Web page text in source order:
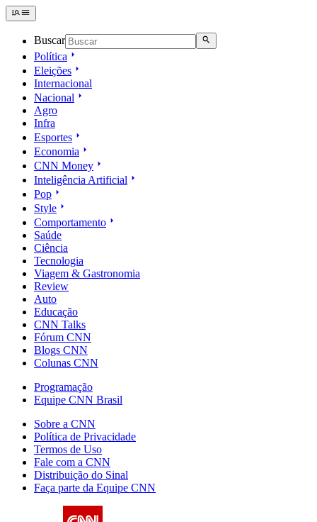
Buscar
Política
Eleições
Internacional
Nacional
Agro
Infra
Esportes
Economia
CNN Money
Inteligência Artificial
Pop
Style
Comportamento
Saúde
Ciência
Tecnologia
Viagem & Gastronomia
Review
Auto
Educação
CNN Talks
Fórum CNN
Blogs CNN
Colunas CNN
Programação
Equipe CNN Brasil
Sobre a CNN
Política de Privacidade
Termos de Uso
Fale com a CNN
Distribuição do Sinal
Faça parte da Equipe CNN